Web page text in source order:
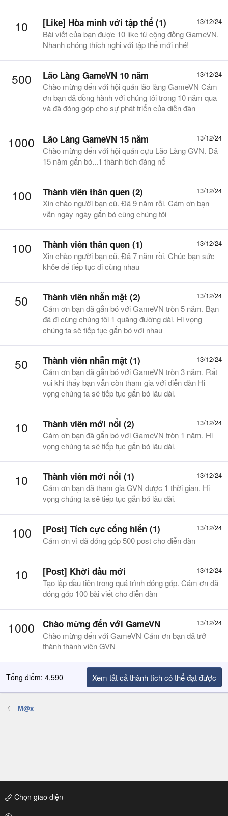
10 13/12/24
[Like] Hòa mình với tập thể (1)
Bài viết của bạn được 10 like từ cộng đồng GameVN.
Nhanh chóng thích nghi với tập thể mới nhé!
500 13/12/24
Lão Làng GameVN 10 năm
Chào mừng đến với hội quán lão làng GameVN Cám
ơn bạn đã đồng hành với chúng tôi trong 10 năm qua
và đã đóng góp cho sự phát triển của diễn đàn
1000 13/12/24
Lão Làng GameVN 15 năm
Chào mừng đến với hội quán cựu Lão Làng GVN. Đã
15 năm gắn bó...1 thành tích đáng nể
100 13/12/24
Thành viên thân quen (2)
Xin chào người bạn cũ. Đã 9 năm rồi. Cám ơn bạn
vẫn ngày ngày gắn bó cùng chúng tôi
100 13/12/24
Thành viên thân quen (1)
Xin chào người bạn cũ. Đã 7 năm rồi. Chúc bạn sức
khỏe để tiếp tục đi cùng nhau
50 13/12/24
Thành viên nhẵn mặt (2)
Cám ơn bạn đã gắn bó với GameVN tròn 5 năm. Bạn
đã đi cùng chúng tôi 1 quãng đường dài. Hi vọng
chúng ta sẽ tiếp tục gắn bó với nhau
50 13/12/24
Thành viên nhẵn mặt (1)
Cám ơn bạn đã gắn bó với GameVN tròn 3 năm. Rất
vui khi thấy bạn vẫn còn tham gia với diễn đàn Hi
vọng chúng ta sẽ tiếp tục gắn bó lâu dài.
10 13/12/24
Thành viên mới nổi (2)
Cám ơn bạn đã gắn bó với GameVN tròn 1 năm. Hi
vọng chúng ta sẽ tiếp tục gắn bó lâu dài.
10 13/12/24
Thành viên mới nổi (1)
Cám ơn bạn đã tham gia GVN được 1 thời gian. Hi
vọng chúng ta sẽ tiếp tục gắn bó lâu dài.
100 13/12/24
[Post] Tích cực cống hiến (1)
Cám ơn vì đã đóng góp 500 post cho diễn đàn
10 13/12/24
[Post] Khởi đầu mới
Tạo lập đầu tiên trong quá trình đóng góp. Cám ơn đã
đóng góp 100 bài viết cho diễn đàn
1000 13/12/24
Chào mừng đến với GameVN
Chào mừng đến với GameVN Cám ơn bạn đã trở
thành thành viên GVN
Tổng điểm: 4,590 Xem tất cả thành tích có thể đạt được
M@x
Chọn giao diện